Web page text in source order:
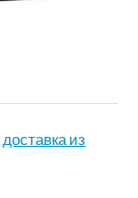
доставка из